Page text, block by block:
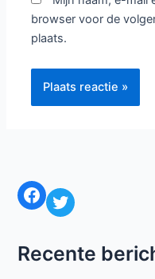
browser voor de
plaats.
Facebook Twitter
Recente